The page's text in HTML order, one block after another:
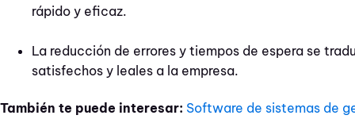
rápido y eficaz.
La reducción de errores y tiempos de espera se
satisfechos y leales a la empresa.
También te puede interesar: Software de sistemas de